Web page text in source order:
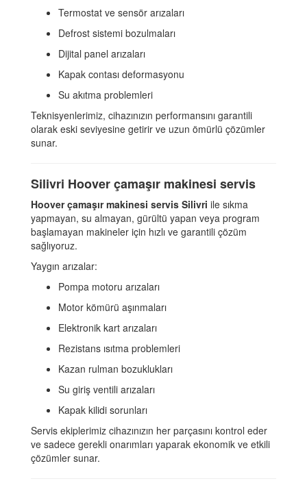
Termostat ve sensör arızaları
Defrost sistemi bozulmaları
Dijital panel arızaları
Kapak contası deformasyonu
Su akıtma problemleri
Teknisyenlerimiz, cihazınızın performansını garantili
olarak eski seviyesine getirir ve uzun ömürlü çözümler
sunar.
Silivri Hoover çamaşır makinesi servis
Hoover çamaşır makinesi servis Silivri ile sıkma
yapmayan, su almayan, gürültü yapan veya program
başlamayan makineler için hızlı ve garantili çözüm
sağlıyoruz.
Yaygın arızalar:
Pompa motoru arızaları
Motor kömürü aşınmaları
Elektronik kart arızaları
Rezistans ısıtma problemleri
Kazan rulman bozuklukları
Su giriş ventili arızaları
Kapak kilidi sorunları
Servis ekiplerimiz cihazınızın her parçasını kontrol eder
ve sadece gerekli onarımları yaparak ekonomik ve etkili
çözümler sunar.